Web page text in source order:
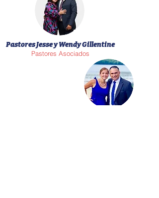
Pastores Jesse y Wendy Gillentine
Pastores Asociados